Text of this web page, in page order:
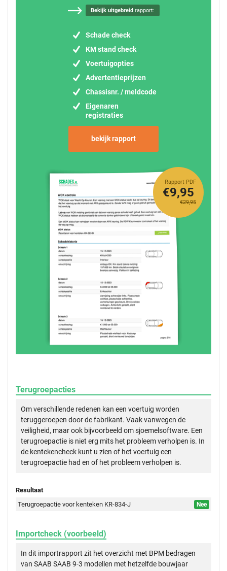
Bekijk uitgebreidrapport:
Schade check
KM stand check
Voertuigopties
Advertentieprijzen
Chassisnr. / meldcode
Eigenaren
registraties
bekijk rapport
Rapport PDF
€29,95
€9,95
Terugroepacties
Om verschillende redenen kan een voertuig worden
teruggeroepen door de fabrikant. Vaak vanwegen de
veiligheid, maar ook bijvoorbeeld om sjoemelsoftware. Een
terugroepactie is niet erg mits het probleem verholpen is. In
de kentekencheck kunt u zien of het voertuig een
terugroepactie had en of het probleem verholpen is.
Resultaat
Terugroepactie voor kenteken KR-834-J
Nee
Importcheck (voorbeeld)
In dit importrapport zit het overzicht met BPM bedragen
van SAAB SAAB 9-3 modellen met hetzelfde bouwjaar